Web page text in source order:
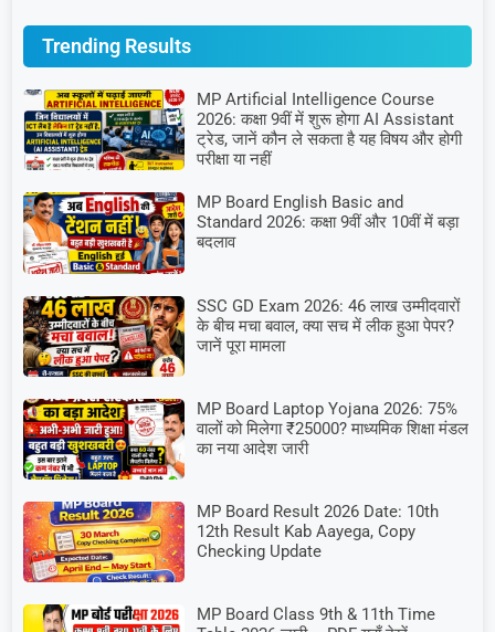
Trending Results
MP Artificial Intelligence Course
2026: कक्षा 9वीं में शुरू होगा AI Assistant
ट्रेड, जानें कौन ले सकता है यह विषय और होगी
परीक्षा या नहीं
MP Board English Basic and
Standard 2026: कक्षा 9वीं और 10वीं में बड़ा
बदलाव
SSC GD Exam 2026: 46 लाख उम्मीदवारों
के बीच मचा बवाल, क्या सच में लीक हुआ पेपर?
जानें पूरा मामला
MP Board Laptop Yojana 2026: 75%
वालों को मिलेगा ₹25000? माध्यमिक शिक्षा मंडल
का नया आदेश जारी
MP Board Result 2026 Date: 10th
12th Result Kab Aayega, Copy
Checking Update
MP Board Class 9th & 11th Time